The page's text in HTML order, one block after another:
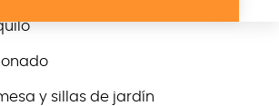
y sillas de jardín